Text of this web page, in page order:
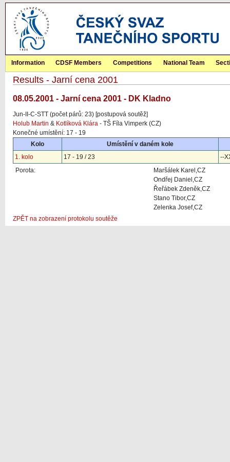
Information CDSF Members Competitions National Team
Results - Jarní cena 2001
08.05.2001 - Jarní cena 2001 - DK Kladno
Jun-II-C-STT (počet párů: 23) [postupová soutěž]
Holub Martin & Kotlíková Klára - TŠ Fíla Vimperk (CZ)
Konečné umístění: 17 - 19
Kolo
Umístění v daném kole
1. kolo
17 - 19 / 23
--
Porota:
Maršálek Karel,CZ
Ondřej Daniel,CZ
Řeřábek Zdeněk,CZ
Stano Tibor,CZ
Zelenka Josef,CZ
ZPĚT na zobrazení protokolu soutěže